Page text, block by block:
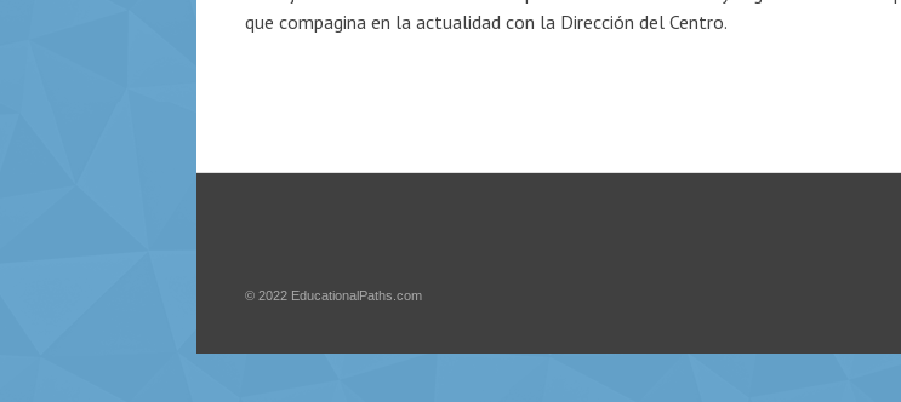
que compagina en la actualidad con la Dirección del Centro.
© 2022 EducationalPaths.com